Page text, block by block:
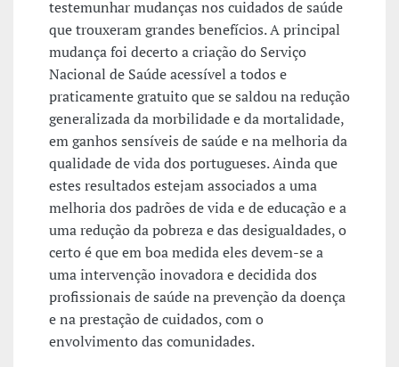
testemunhar mudanças nos cuidados de saúde
que trouxeram grandes benefícios. A principal
mudança foi decerto a criação do Serviço
Nacional de Saúde acessível a todos e
praticamente gratuito que se saldou na redução
generalizada da morbilidade e da mortalidade,
em ganhos sensíveis de saúde e na melhoria da
qualidade de vida dos portugueses. Ainda que
estes resultados estejam associados a uma
melhoria dos padrões de vida e de educação e a
uma redução da pobreza e das desigualdades, o
certo é que em boa medida eles devem-se a
uma intervenção inovadora e decidida dos
profissionais de saúde na prevenção da doença
e na prestação de cuidados, com o
envolvimento das comunidades.